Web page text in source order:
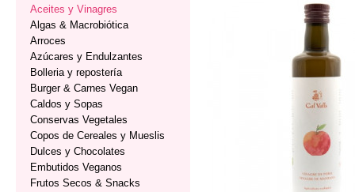
Aceites y Vinagres
Algas & Macrobiótica
Arroces
Azúcares y Endulzantes
Bolleria y repostería
Burger & Carnes Vegan
Caldos y Sopas
Conservas Vegetales
Copos de Cereales y Mueslis
Dulces y Chocolates
Embutidos Veganos
Frutos Secos & Snacks